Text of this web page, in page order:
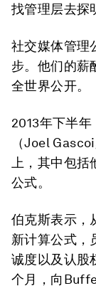
找管理层去探
社交媒体管理
步。他们的薪
全世界公开。
2013年下半
（Joel
上，其中包
公式。
伯克斯表示，
新计算公式，
诚度以及认股
个月，向